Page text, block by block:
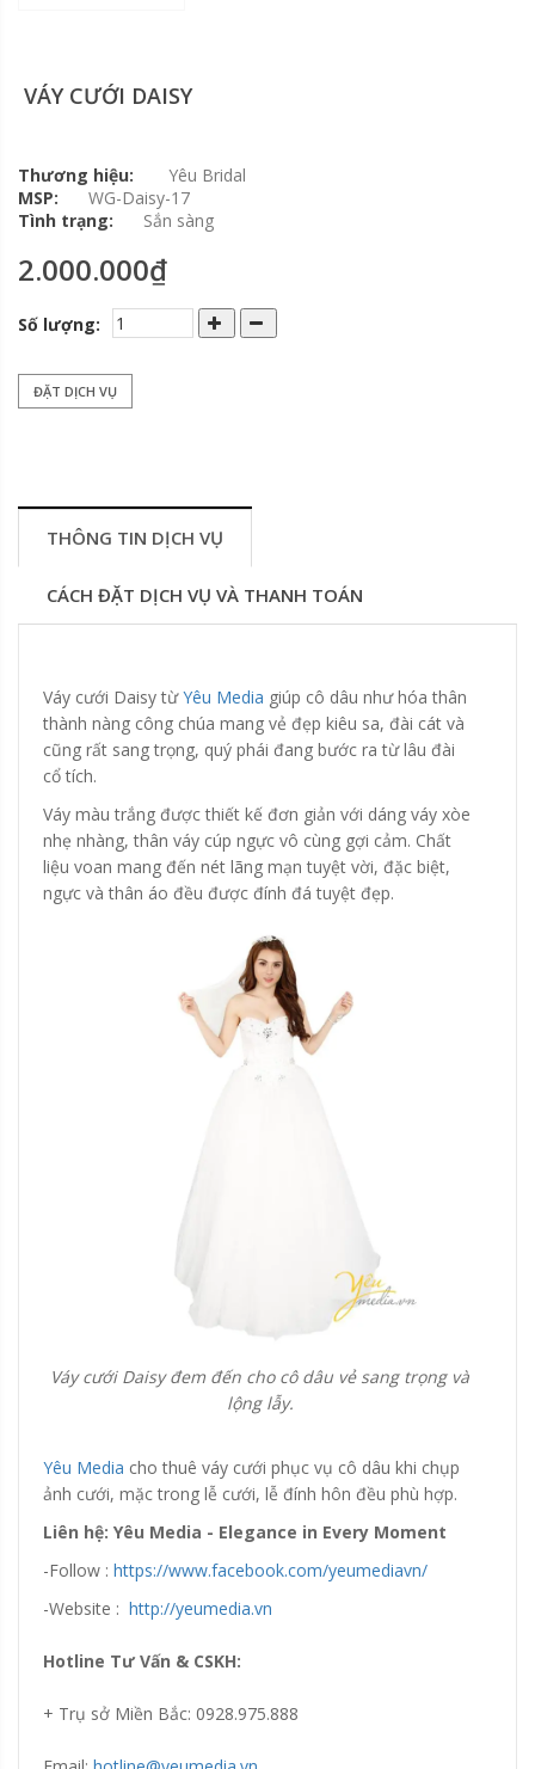
VÁY CƯỚI DAISY
Thương hiệu:
Yêu Bridal
MSP:
WG-Daisy-17
Tình trạng:
Sắn sàng
2.000.000₫
Số lượng:
ĐẶT DỊCH VỤ
THÔNG TIN DỊCH VỤ
CÁCH ĐẶT DỊCH VỤ VÀ THANH TOÁN
Váy cưới Daisy từYêu Media giúp cô dâu như hóa thân
thành nàng công chúa mang vẻ đẹp kiêu sa, đài cát và
cũng rất sang trọng, quý phái đang bước ra từ lâu đài
cổ tích.
Váy màu trắng được thiết kế đơn giản với dáng váy xòe
nhẹ nhàng, thân váy cúp ngực vô cùng gợi cảm. Chất
liệu voan mang đến nét lãng mạn tuyệt vời, đặc biệt,
ngực và thân áo đều được đính đá tuyệt đẹp.
Váy cưới Daisy đem đến cho cô dâu vẻ sang trọng và
lộng lẫy.
Yêu Media cho thuê váy cưới phục vụ cô dâu khi chụp
ảnh cưới, mặc trong lễ cưới, lễ đính hôn đều phù hợp.
Liên hệ: Yêu Media - Elegance in Every Moment
-Follow : https://www.facebook.com/yeumediavn/
-Website : http://yeumedia.vn
Hotline Tư Vấn & CSKH:
+ Trụ sở Miền Bắc: 0928.975.888